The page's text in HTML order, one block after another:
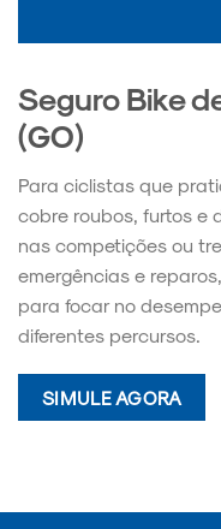
Seguro Bike
(GO)
Para ciclistas que
cobre roubos, furtos e
nas competições ou
emergências e
para focar no
diferentes percursos.
SIMULE AGORA